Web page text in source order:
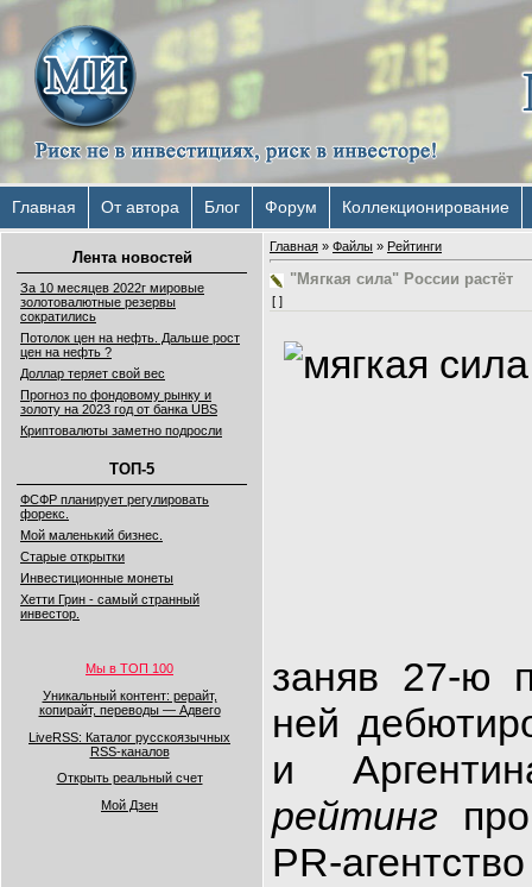
Главная От автора Блог Форум Коллекционирование
Лента новостей
За 10 месяцев 2022г мировые
золотовалютные резервы
сократились
Потолок цен на нефть. Дальше рост
цен на нефть ?
Доллар теряет свой вес
Прогноз по фондовому рынку и
золоту на 2023 год от банка UBS
Криптовалюты заметно подросли
ТОП-5
ФСФР планирует регулировать
форекс.
Мой маленький бизнес.
Старые открытки
Инвестиционные монеты
Хетти Грин - самый странный
инвестор.
Мы в ТОП 100
Уникальный контент: рерайт,
копирайт, переводы — Адвего
LiveRSS: Каталог русскоязычных
RSS-каналов
Открыть реальный счет
Мой Дзен
Главная » Файлы » Рейтинги
"Мягкая сила" России растёт
[ ]
заняв 27-ю
ней
и
рейтинг
PR-